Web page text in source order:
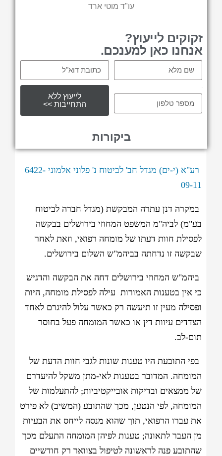
רע"א (י-ים) מגדל חב' לביטוח נ' פלוני אלמוני 6422-
09-11
במקרה דנן עתרה המבקשת (מגדל חברה לביטוח
בע"מ) לביה"מ המשפט המחוזי בירושלים בבקשה
לפסילת חוות דעתו של מומחה רפואי, וזאת לאחר
שבקשה זו נדחתה בביהמ"ש השלום בירושלים.
ביהמ"ש המחוזי בירושלים דחה את הבקשה והדגיש
כי אין בטענות האמורות עילה לפסילת מומחה, היות
ופסילה מעין זו תיעשה רק כאשר עלול להיגרם לאחד
הצדדים עיוות דין או כאשר המומחה פעל בחוסר
תום-לב.
בפי התובעת היו טענות שונות לגבי חוות הדעת של
המומחה. המדובר בטענות לאי-מתן משקל להיעדרם
של ממצאים ובדיקות אובייקטיביות; להתעלמות של
המומחה, לפי הנטען, מכך שהתובע (המשיב) לא פירט
את עברו הרפואי, תוך שהוא מנסה לייחס את הבעיות
מן העבר לתאונה; טענות לפיהן המומחה התעלם מכך
שהתובע פנה לראשונה לטיפול בצוואר רק חודשיים
עו"ד מוטי ארד
זקוקים לייעוץ?
אנחנו כאן למענכם.
לייעוץ ללא
התחייבות >>
ביקורות